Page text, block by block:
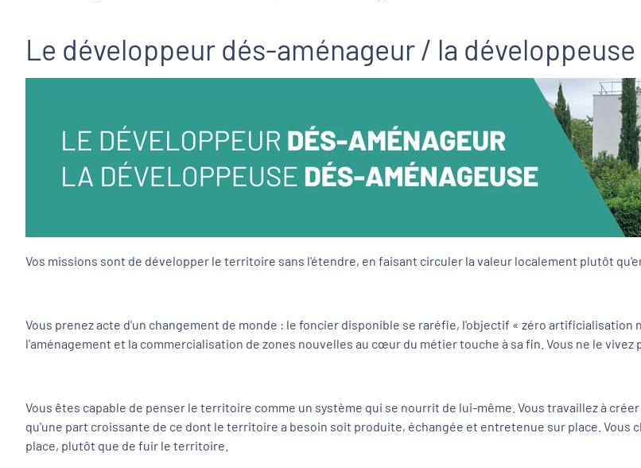
Le développeur dés-aménageur / la
Vos missions sont de développer le territoire sans l'étendre, en faisant circuler la valeur localement plutôt
Vous prenez acte d'un changement de monde : le foncier disponible se raréfie, l'objectif « zéro
l'aménagement et la commercialisation de zones nouvelles au cœur du métier touche à sa fin. Vous ne le
Vous êtes capable de penser le territoire comme un système qui se nourrit de lui-même. Vous travaillez à
qu'une part croissante de ce dont le territoire a besoin soit produite, échangée et entretenue sur place. Vous
place, plutôt que de fuir le territoire.